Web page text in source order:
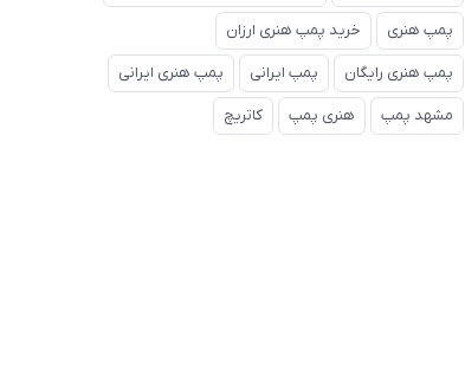
پمپ هنری خرید پمپ هنری ارزان
پمپ هنری رایگان پمپ ایرانی پمپ هنری ایرانی
مشهد پمپ هنری پمپ کاتریچ